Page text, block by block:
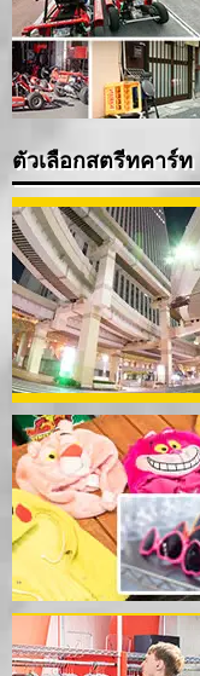
ตัวเลือกสตรีทคาร์ท